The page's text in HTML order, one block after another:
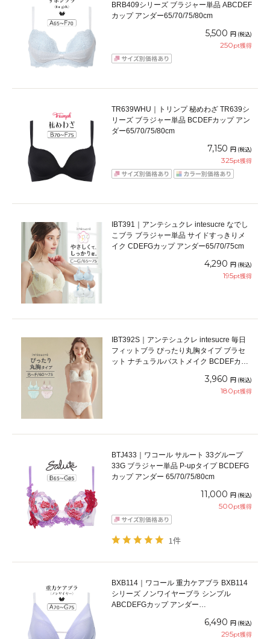
BRB409シリーズ ブラジャー単品 ABCDEF
カップ アンダー65/70/75/80cm
5,500 円 (税込)
250pt獲得
TR639WHU｜トリンプ 秘めわざ TR639シ
リーズ ブラジャー単品 BCDEFカップ アン
ダー65/70/75/80cm
7,150 円 (税込)
325pt獲得
IBT391｜アンテシュクレ intesucre なでし
こブラ ブラジャー単品 サイドすっきりメ
イク CDEFGカップ アンダー65/70/75cm
4,290 円 (税込)
195pt獲得
IBT392S｜アンテシュクレ intesucre 毎日
フィットブラ ぴったり丸胸タイプ ブラセ
ット ナチュラルバストメイク BCDEFカッ
3,960 円 (税込)
180pt獲得
BTJ433｜ワコール サルート 33グループ
33G ブラジャー単品 P-upタイプ BCDEFG
カップ アンダー 65/70/75/80cm
11,000 円 (税込)
500pt獲得
1件
BXB114｜ワコール 重力ケアブラ BXB114
シリーズ ノンワイヤーブラ シンプル
ABCDEFGカップ アンダー
6,490 円 (税込)
295pt獲得